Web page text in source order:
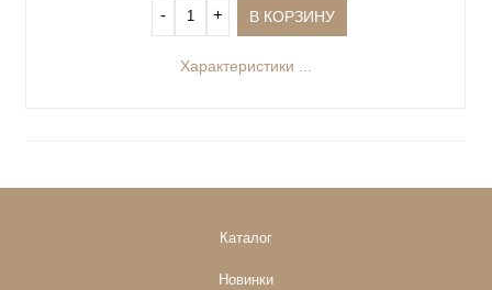
‐ + В КОРЗИНУ
Характеристики ...
Каталог
Новинки